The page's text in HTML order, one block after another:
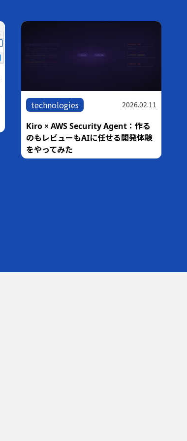
technologies 2026.02.11
Kiro × AWS Security Agent：作る
のもレビューもAIに任せる開発体験
をやってみた